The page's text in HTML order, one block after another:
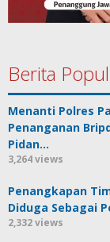
Berita
Menanti Polres
Penanganan
Pidan…
3,264 views
Penangkapan
Diduga Sebagai
2,332 views